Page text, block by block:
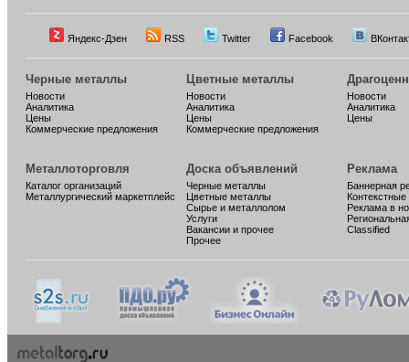
Яндекс-Дзен RSS Twitter Facebook
Черные металлы
Новости
Аналитика
Цены
Коммерческие предложения
Цветные металлы
Новости
Аналитика
Цены
Коммерческие предложения
Новости
Аналитика
Цены
Металлоторговля
Каталог организаций
Металлургический маркетплейс
Доска объявлений
Черные металлы
Цветные металлы
Сырье и металлолом
Услуги
Вакансии и прочее
Прочее
Реклама
Баннерная
Реклама в
Classified